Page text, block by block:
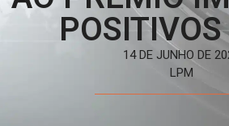
14 DE JUNHO DE
LPM